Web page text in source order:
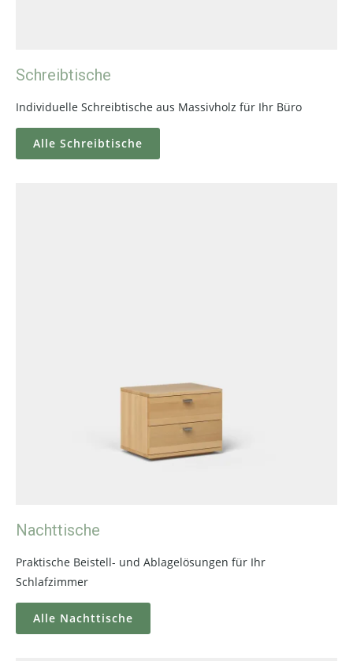
Schreibtische
Individuelle Schreibtische aus Massivholz für Ihr Büro
Alle Schreibtische
Nachttische
Praktische Beistell- und Ablagelösungen für Ihr
Schlafzimmer
Alle Nachttische